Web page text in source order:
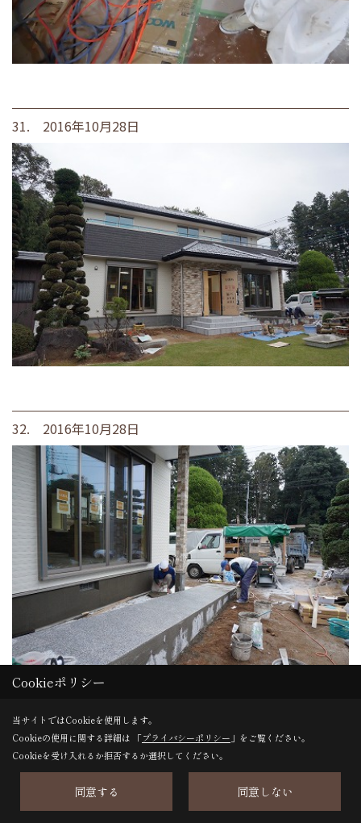
31. 2016年10月28日
32. 2016年10月28日
33. 2016年10月28日
Cookieポリシー
当サイトではCookieを使用します。
Cookieの使用に関する詳細は 「プライバシーポリシー 」をご覧ください。
Cookieを受け入れるか拒否するか選択してください。
同意する 同意しない